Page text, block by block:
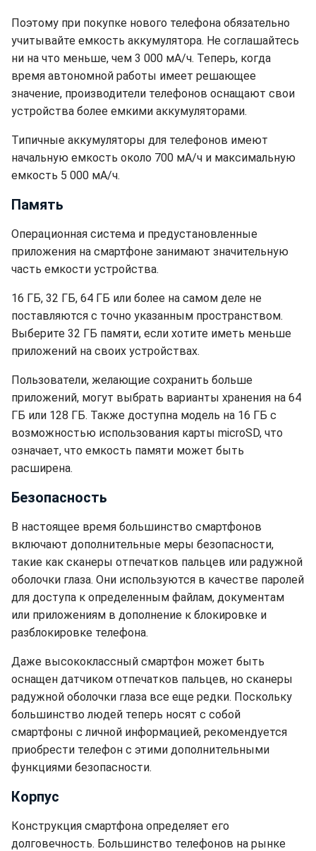
Поэтому при покупке нового телефона обязательно
учитывайте емкость аккумулятора. Не соглашайтесь
ни на что меньше, чем 3 000 мА/ч. Теперь, когда
время автономной работы имеет решающее
значение, производители телефонов оснащают свои
устройства более емкими аккумуляторами.
Типичные аккумуляторы для телефонов имеют
начальную емкость около 700 мА/ч и максимальную
емкость 5 000 мА/ч.
Память
Операционная система и предустановленные
приложения на смартфоне занимают значительную
часть емкости устройства.
16 ГБ, 32 ГБ, 64 ГБ или более на самом деле не
поставляются с точно указанным пространством.
Выберите 32 ГБ памяти, если хотите иметь меньше
приложений на своих устройствах.
Пользователи, желающие сохранить больше
приложений, могут выбрать варианты хранения на 64
ГБ или 128 ГБ. Также доступна модель на 16 ГБ с
возможностью использования карты microSD, что
означает, что емкость памяти может быть
расширена.
Безопасность
В настоящее время большинство смартфонов
включают дополнительные меры безопасности,
такие как сканеры отпечатков пальцев или радужной
оболочки глаза. Они используются в качестве паролей
для доступа к определенным файлам, документам
или приложениям в дополнение к блокировке и
разблокировке телефона.
Даже высококлассный смартфон может быть
оснащен датчиком отпечатков пальцев, но сканеры
радужной оболочки глаза все еще редки. Поскольку
большинство людей теперь носят с собой
смартфоны с личной информацией, рекомендуется
приобрести телефон с этими дополнительными
функциями безопасности.
Корпус
Конструкция смартфона определяет его
долговечность. Большинство телефонов на рынке